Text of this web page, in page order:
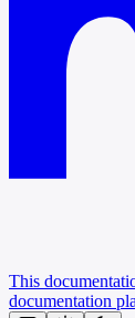
This
documentation